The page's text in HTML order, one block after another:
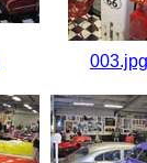
003.jpg